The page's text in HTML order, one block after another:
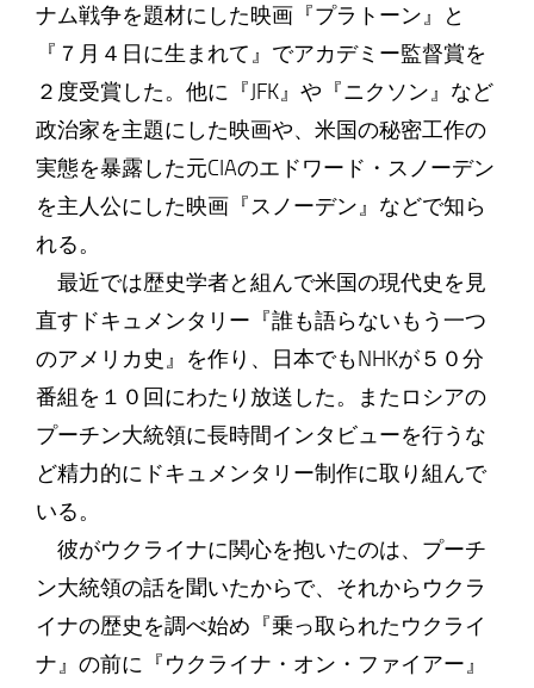
ナム戦争を題材にした映画『プラトーン』と
『７月４日に生まれて』でアカデミー監督賞を
２度受賞した。他に『JFK』や『ニクソン』など
政治家を主題にした映画や、米国の秘密工作の
実態を暴露した元CIAのエドワード・スノーデン
を主人公にした映画『スノーデン』などで知ら
れる。
最近では歴史学者と組んで米国の現代史を見
直すドキュメンタリー『誰も語らないもう一つ
のアメリカ史』を作り、日本でもNHKが５０分
番組を１０回にわたり放送した。またロシアの
プーチン大統領に長時間インタビューを行うな
ど精力的にドキュメンタリー制作に取り組んで
いる。
彼がウクライナに関心を抱いたのは、プーチ
ン大統領の話を聞いたからで、それからウクラ
イナの歴史を調べ始め『乗っ取られたウクライ
ナ』の前に『ウクライナ・オン・ファイアー』